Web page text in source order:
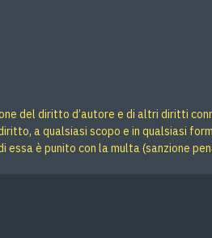
del diritto d’autore e di altri diritti
a qualsiasi scopo e in qualsiasi
è punito con la multa (sanzione